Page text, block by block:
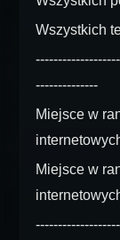
Wszystkich
--------------
Miejsce w
Miejsce w